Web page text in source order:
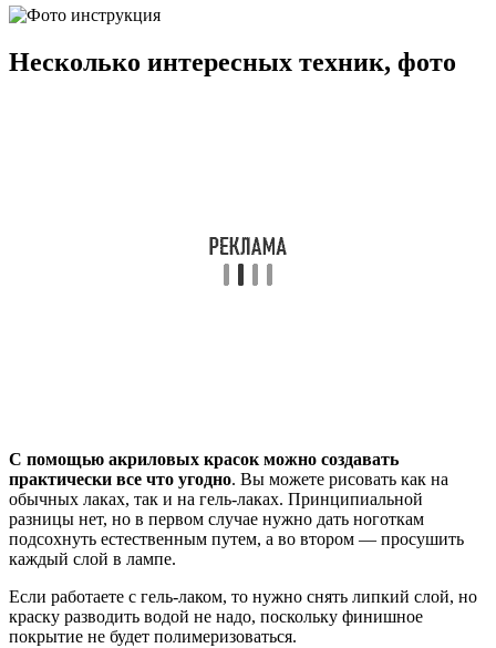
Несколько интересных техник, фото
С помощью акриловых красок можно создавать
практически все что угодно. Вы можете рисовать как на
обычных лаках, так и на гель-лаках. Принципиальной
разницы нет, но в первом случае нужно дать ноготкам
подсохнуть естественным путем, а во втором — просушить
каждый слой в лампе.
Если работаете с гель-лаком, то нужно снять липкий слой, но
краску разводить водой не надо, поскольку финишное
покрытие не будет полимеризоваться.